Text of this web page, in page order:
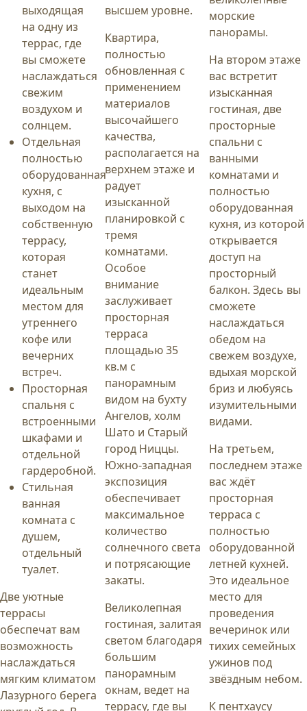
выходящая
на одну из
террас, где
вы сможете
наслаждаться
свежим
воздухом и
солнцем.
Отдельная
полностью
оборудованная
кухня, с
выходом на
собственную
террасу,
которая
станет
идеальным
местом для
утреннего
кофе или
вечерних
встреч.
Просторная
спальня с
встроенными
шкафами и
отдельной
гардеробной.
Стильная
ванная
комната с
душем,
отдельный
туалет.
Две уютные
террасы
обеспечат вам
возможность
наслаждаться
мягким климатом
Лазурного берега
высшем уровне.
Квартира,
полностью
обновленная с
применением
материалов
высочайшего
качества,
располагается на
верхнем этаже и
радует
изысканной
планировкой с
тремя
комнатами.
Особое
внимание
заслуживает
просторная
терраса
площадью 35
кв.м с
панорамным
видом на бухту
Ангелов, холм
Шато и Старый
город Ниццы.
Южно-западная
экспозиция
обеспечивает
максимальное
количество
солнечного света
и потрясающие
закаты.
Великолепная
гостиная, залитая
светом благодаря
большим
панорамным
окнам, ведет на
террасу, где вы
морские
панорамы.
На втором этаже
вас встретит
изысканная
гостиная, две
просторные
спальни с
ванными
комнатами и
полностью
оборудованная
кухня, из которой
открывается
доступ на
просторный
балкон. Здесь вы
сможете
наслаждаться
обедом на
свежем воздухе,
вдыхая морской
бриз и любуясь
изумительными
видами.
На третьем,
последнем этаже
вас ждёт
просторная
терраса с
полностью
оборудованной
летней кухней.
Это идеальное
место для
проведения
вечеринок или
тихих семейных
ужинов под
звёздным небом.
К пентхаусу